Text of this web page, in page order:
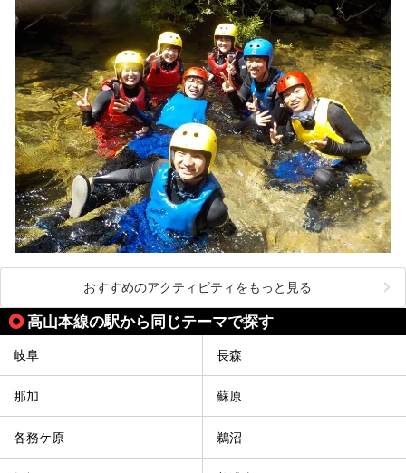
おすすめのアクティビティをもっと見る
高山本線の駅から同じテーマで探す
岐阜 長森
那加 蘇原
各務ケ原 鵜沼